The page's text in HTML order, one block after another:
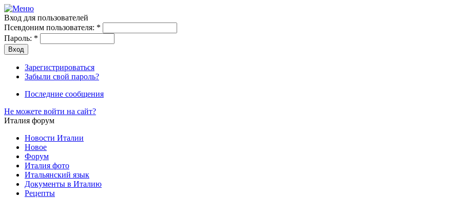
Вход для пользователей
Псевдоним пользователя: *
Пароль: *
Зарегистрироваться
Забыли свой пароль?
Последние сообщения
Не можете войти на сайт?
Италия форум
Новости Италии
Новое
Форум
Италия фото
Итальянский язык
Документы в Италию
Рецепты